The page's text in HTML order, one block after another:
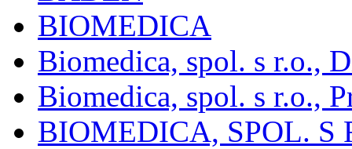
BIOMEDICA
Biomedica, spol. s r.o.,
Biomedica, spol. s r.o.,
BIOMEDICA, SPOL. S